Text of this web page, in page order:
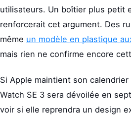
utilisateurs. Un boîtier plus petit
renforcerait cet argument. Des
même un modèle en plastique
mais rien ne confirme encore
Si Apple maintient son calendrier
Watch SE 3 sera dévoilée en
voir si elle reprendra un design